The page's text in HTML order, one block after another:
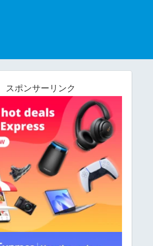
スポンサーリンク